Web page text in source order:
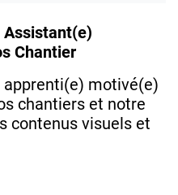
Assistant(e)
Chantier
apprenti(e) motivé(e)
chantiers et notre
contenus visuels et